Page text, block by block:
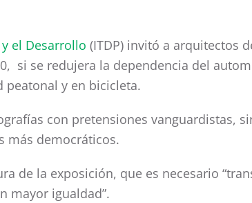
el Desarrollo (ITDP) invitó a arquitectos
si se redujera la dependencia del
y en bicicleta.
con pretensiones vanguardistas,
más democráticos.
de la exposición, que es necesario
mayor igualdad”.